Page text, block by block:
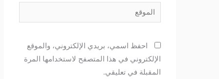
احفظ اسمي، بريدي الإلكتروني، والموقع
الإلكتروني في هذا المتصفح لاستخدامها المرة
المقبلة في تعليقي.